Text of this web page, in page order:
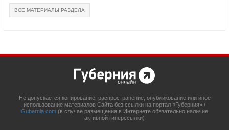
ВСЕ МАТЕРИАЛЫ РАЗДЕЛА
Не допускается копирование, распространение, опубликование или иное
использование материалов Сайта без ссылки на портал «Губерния» /
Gubernia.com (в случае размещения в Интернете обязательно наличие
активной гиперссылки)